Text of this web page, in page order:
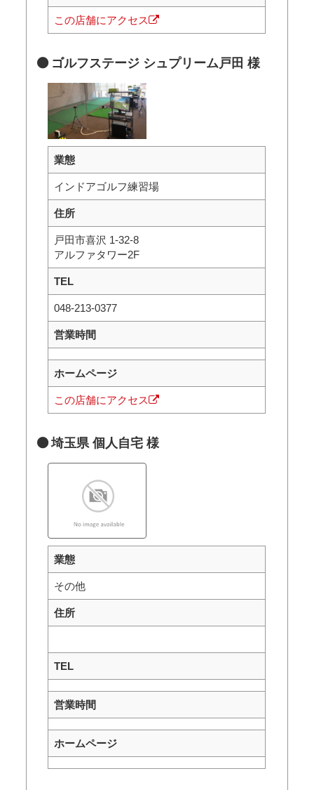
この店舗にアクセス
ゴルフステージ シュプリーム戸田 様
業態
インドアゴルフ練習場
住所
戸田市喜沢 1-32-8
アルファタワー2F
TEL
048-213-0377
営業時間
ホームページ
この店舗にアクセス
埼玉県 個人自宅 様
業態
その他
住所
TEL
営業時間
ホームページ